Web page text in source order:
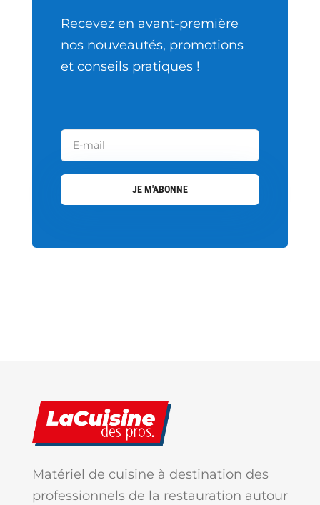
Recevez en avant-première
nos nouveautés, promotions
et conseils pratiques !
JE M'ABONNE
Matériel de cuisine à destination des
professionnels de la restauration autour